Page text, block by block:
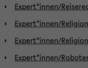
Expert*innen/
Expert*innen/
Expert*innen/
Expert*innen/